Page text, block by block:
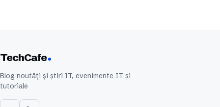
TechCafe
Blog noutăți și știri IT, evenimente IT și
tutoriale